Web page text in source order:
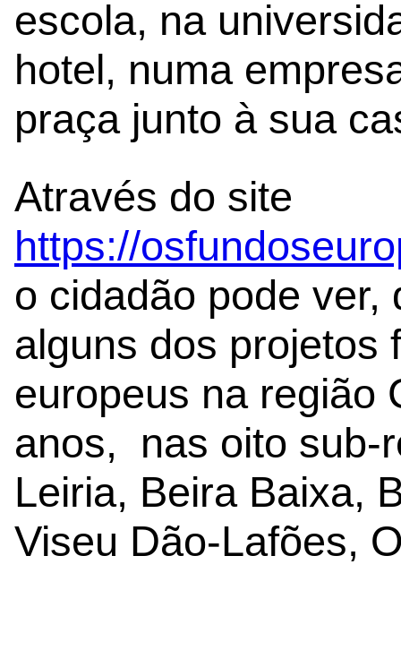
escola, na
hotel, numa
praça junto à sua
Através do site
https://
o cidadão pode ver,
alguns dos projetos
europeus na região
anos, nas oito sub-
Leiria, Beira Baixa,
Viseu Dão-Lafões,